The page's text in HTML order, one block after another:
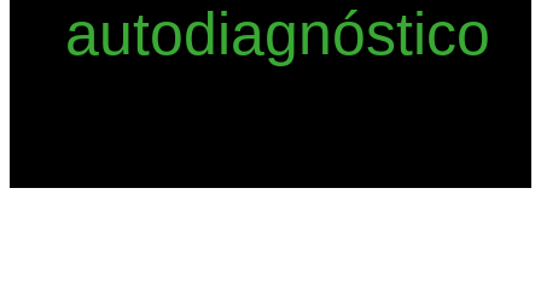
autodiagnóstico